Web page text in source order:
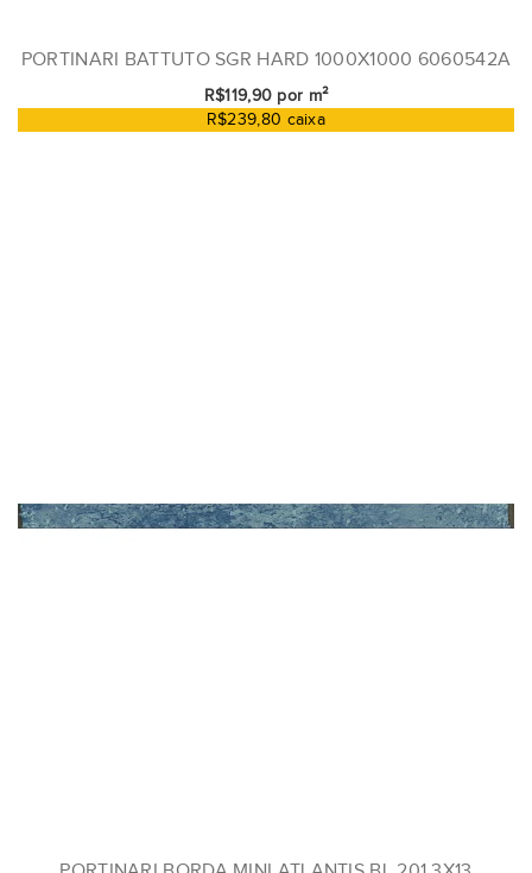
PORTINARI BATTUTO SGR HARD 1000X1000 6060542A
R$119,90 por m²
R$239,80 caixa